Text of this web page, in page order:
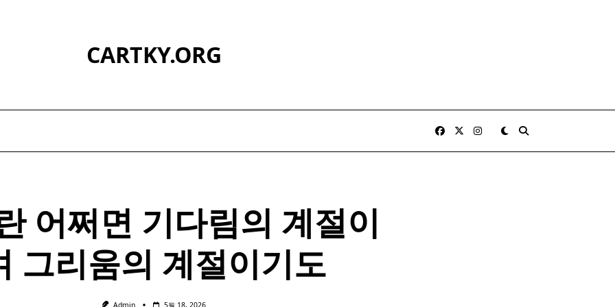
CARTKY.ORG
어쩌면 기다림의 계절이
그리움의 계절이기도
Admin 5월 18, 2026